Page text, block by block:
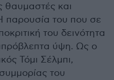
θαυμαστές και
παρουσία του που σε
του δεινότητα
ύψη. Ως ο
Τόμι Σέλμπι,
του